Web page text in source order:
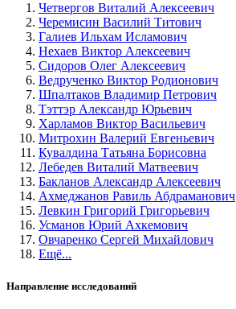
Четвергов Виталий Алексеевич
Черемисин Василий Титович
Галиев Ильхам Исламович
Нехаев Виктор Алексеевич
Сидоров Олег Алексеевич
Ведрученко Виктор Родионович
Шпалтаков Владимир Петрович
Тэттэр Александр Юрьевич
Харламов Виктор Васильевич
Митрохин Валерий Евгеньевич
Кувалдина Татьяна Борисовна
Лебедев Виталий Матвеевич
Бакланов Александр Алексеевич
Ахмеджанов Равиль Абдраманович
Левкин Григорий Григорьевич
Усманов Юрий Ахкемович
Овчаренко Сергей Михайлович
Ещё...
Направление исследований